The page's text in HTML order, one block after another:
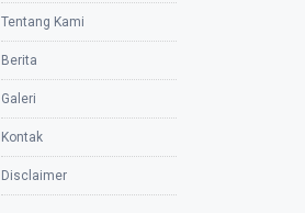
Tentang Kami
Berita
Galeri
Kontak
Disclaimer